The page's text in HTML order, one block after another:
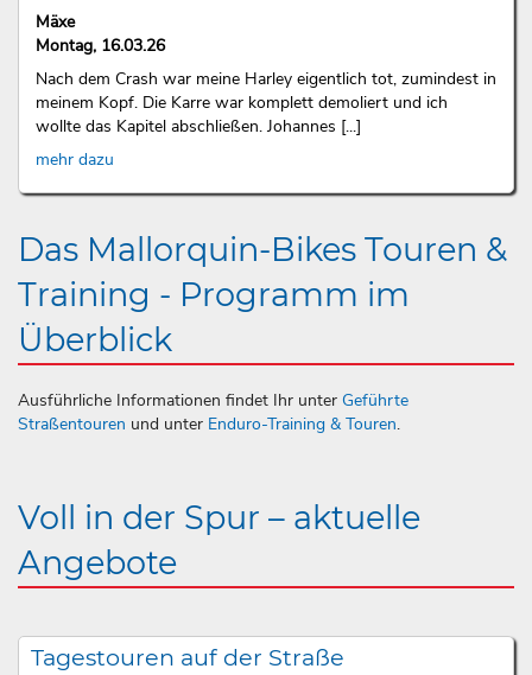
Mäxe
Montag, 16.03.26
Nach dem Crash war meine Harley eigentlich tot, zumindest in
meinem Kopf. Die Karre war komplett demoliert und ich
wollte das Kapitel abschließen. Johannes [...]
mehr dazu
Das Mallorquin-Bikes Touren &
Training - Programm im
Überblick
Ausführliche Informationen findet Ihr unter Geführte
Straßentouren und unter Enduro-Training & Touren.
Voll in der Spur – aktuelle
Angebote
Tagestouren auf der Straße